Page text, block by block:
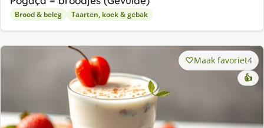
Brood & beleg Taarten, koek & gebak
Maak favoriet4
👍